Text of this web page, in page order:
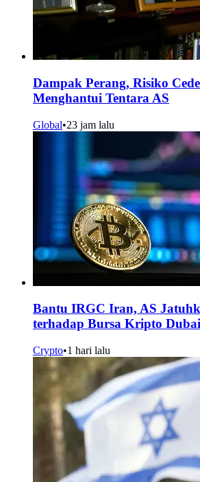
Dampak Perang, Risiko
Menghantui Tentara AS
Global•23 jam lalu
Bantu IRGC Iran, AS
terhadap Bursa Kripto Dubai
Crypto•1 hari lalu